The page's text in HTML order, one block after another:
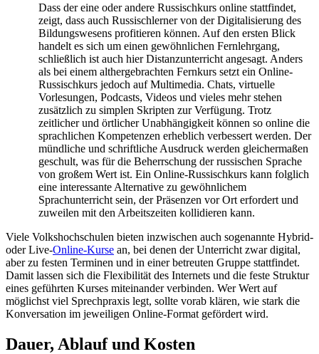
Dass der eine oder andere Russischkurs online stattfindet,
zeigt, dass auch Russischlerner von der Digitalisierung des
Bildungswesens profitieren können. Auf den ersten Blick
handelt es sich um einen gewöhnlichen Fernlehrgang,
schließlich ist auch hier Distanzunterricht angesagt. Anders
als bei einem althergebrachten Fernkurs setzt ein Online-
Russischkurs jedoch auf Multimedia. Chats, virtuelle
Vorlesungen, Podcasts, Videos und vieles mehr stehen
zusätzlich zu simplen Skripten zur Verfügung. Trotz
zeitlicher und örtlicher Unabhängigkeit können so online die
sprachlichen Kompetenzen erheblich verbessert werden. Der
mündliche und schriftliche Ausdruck werden gleichermaßen
geschult, was für die Beherrschung der russischen Sprache
von großem Wert ist. Ein Online-Russischkurs kann folglich
eine interessante Alternative zu gewöhnlichem
Sprachunterricht sein, der Präsenzen vor Ort erfordert und
zuweilen mit den Arbeitszeiten kollidieren kann.
Viele Volkshochschulen bieten inzwischen auch sogenannte Hybrid-
oder Live-Online-Kurse an, bei denen der Unterricht zwar digital,
aber zu festen Terminen und in einer betreuten Gruppe stattfindet.
Damit lassen sich die Flexibilität des Internets und die feste Struktur
eines geführten Kurses miteinander verbinden. Wer Wert auf
möglichst viel Sprechpraxis legt, sollte vorab klären, wie stark die
Konversation im jeweiligen Online-Format gefördert wird.
Dauer, Ablauf und Kosten